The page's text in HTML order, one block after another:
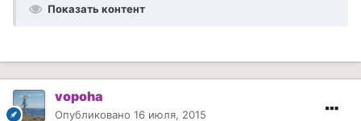
Показать контент
vopoha
Опубликовано 16 июля, 2015